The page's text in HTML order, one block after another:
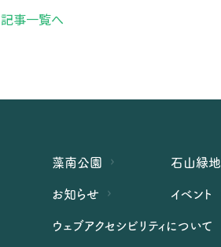
記事一覧へ
藻南公園 石山緑地
お知らせ
イベント
ウェブアクセシビリティについて